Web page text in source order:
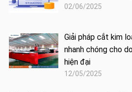
02/06/2025
Giải pháp cắt kim
nhanh chóng cho
hiện đại
12/05/2025